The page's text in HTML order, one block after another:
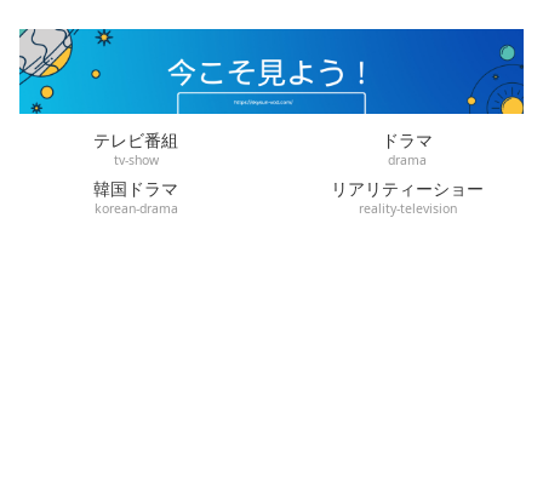
テレビ番組
tv-show
ドラマ
drama
韓国ドラマ
korean-drama
リアリティーショー
reality-television